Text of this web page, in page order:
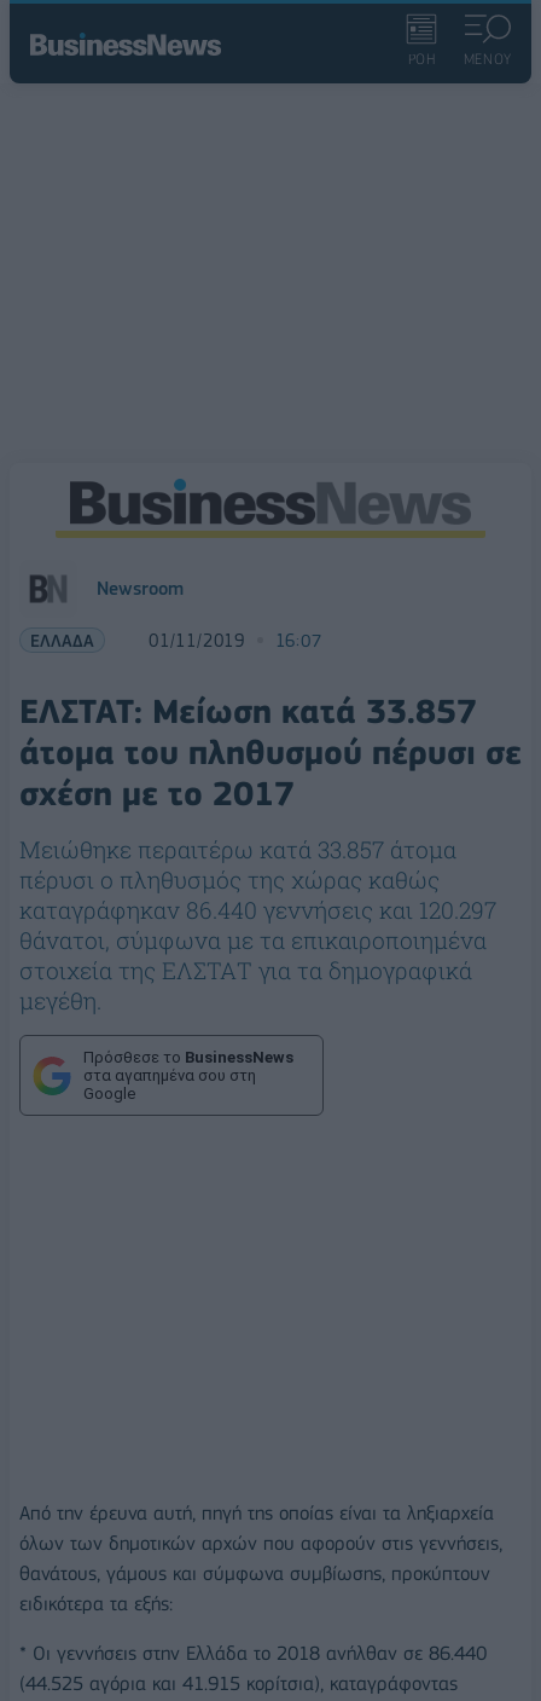
ΡΟΗ ΜΕΝΟΥ
Newsroom
ΕΛΛΑΔΑ 01/11/2019 16:07
ΕΛΣΤΑΤ: Μείωση κατά 33.857
άτομα του πληθυσμού πέρυσι σε
σχέση με το 2017
Μειώθηκε περαιτέρω κατά 33.857 άτομα
πέρυσι ο πληθυσμός της χώρας καθώς
καταγράφηκαν 86.440 γεννήσεις και 120.297
θάνατοι, σύμφωνα με τα επικαιροποιημένα
στοιχεία της ΕΛΣΤΑΤ για τα δημογραφικά
μεγέθη.
Πρόσθεσε το BusinessNews
στα αγαπημένα σου στη
Google
Από την έρευνα αυτή, πηγή της οποίας είναι τα ληξιαρχεία
όλων των δημοτικών αρχών που αφορούν στις γεννήσεις,
θανάτους, γάμους και σύμφωνα συμβίωσης, προκύπτουν
ειδικότερα τα εξής:
* Οι γεννήσεις στην Ελλάδα το 2018 ανήλθαν σε 86.440
(44.525 αγόρια και 41.915 κορίτσια), καταγράφοντας